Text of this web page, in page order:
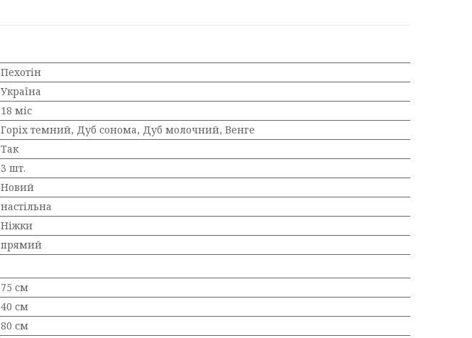
Пехотін
Україна
18 міс
Горіх темний, Дуб сонома, Дуб молочний, Венге
Так
3 шт.
Новий
настільна
Ніжки
прямий
75 см
40 см
80 см